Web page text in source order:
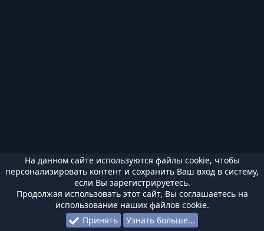
На данном сайте используются файлы cookie, чтобы
персонализировать контент и сохранить Ваш вход в систему,
если Вы зарегистрируетесь.
Продолжая использовать этот сайт, Вы соглашаетесь на
использование наших файлов cookie.
Принять
Узнать больше...